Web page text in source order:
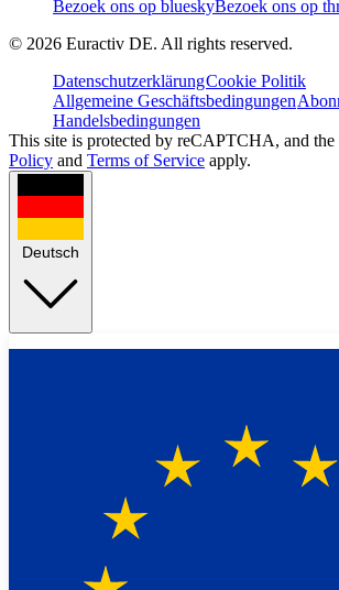
Bezoek ons op blueskyBezoek ons op
© 2026 Euractiv DE. All rights reserved.
DatenschutzerklärungCookie Politik
Allgemeine Geschäftsbedingungen
Handelsbedingungen
This site is protected by reCAPTCHA, and the
Policy and Terms of Service apply.
Deutsch